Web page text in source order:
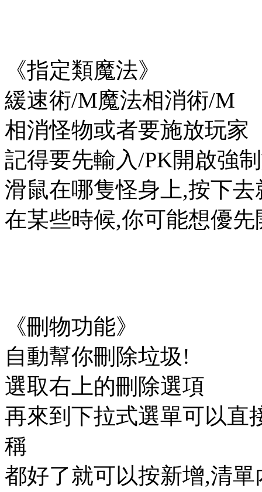
《指定類魔法》
緩速術/M魔法相消術/M
相消怪物或者要施放玩家
記得要先輸入/PK開啟強
滑鼠在哪隻怪身上,按下
在某些時候,你可能想優
《刪物功能》
自動幫你刪除垃圾!
選取右上的刪除選項
再來到下拉式選單可以直
稱
都好了就可以按新增,清